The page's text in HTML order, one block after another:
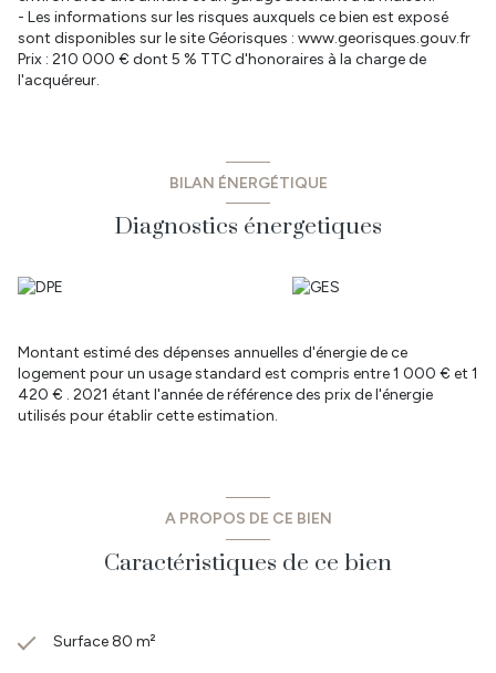
- Les informations sur les risques auxquels ce bien est exposé
sont disponibles sur le site Géorisques : www.georisques.gouv.fr
Prix : 210 000 € dont 5 % TTC d'honoraires à la charge de
l'acquéreur.
BILAN ÉNERGÉTIQUE
Diagnostics énergetiques
Montant estimé des dépenses annuelles d'énergie de ce
logement pour un usage standard est compris entre 1 000 € et 1
420 € . 2021 étant l'année de référence des prix de l'énergie
utilisés pour établir cette estimation.
A PROPOS DE CE BIEN
Caractéristiques de ce bien
Surface 80 m²